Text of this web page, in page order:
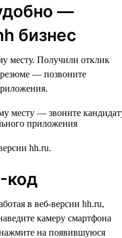
—
бизнес
месту. Получили отклик
резюме — позвоните
hh.ru.
код
в веб-версии hh.ru,
камеру смартфона
на появившуюся